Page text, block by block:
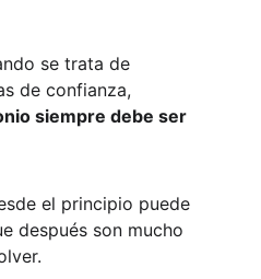
se trata de
de confianza,
siempre debe ser
el principio puede
después son mucho